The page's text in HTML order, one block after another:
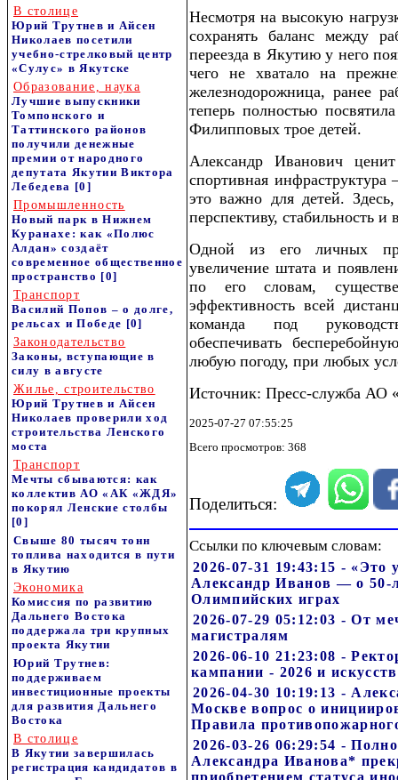
В столице
Юрий Трутнев и Айсен
Николаев посетили
учебно-стрелковый центр
«Сулус» в Якутске
Образование, наука
Лучшие выпускники
Томпонского и
Таттинского районов
получили денежные
премии от народного
депутата Якутии Виктора
Лебедева [0]
Промышленность
Новый парк в Нижнем
Куранахе: как «Полюс
Алдан» создаёт
современное общественное
пространство [0]
Транспорт
Василий Попов – о долге,
рельсах и Победе [0]
Законодательство
Законы, вступающие в
силу в августе
Жилье, строительство
Юрий Трутнев и Айсен
Николаев проверили ход
строительства Ленского
моста
Транспорт
Мечты сбываются: как
коллектив АО «АК «ЖДЯ»
покорял Ленские столбы
[0]
Свыше 80 тысяч тонн
топлива находится в пути
в Якутию
Экономика
Комиссия по развитию
Дальнего Востока
поддержала три крупных
проекта Якутии
Юрий Трутнев:
поддерживаем
инвестиционные проекты
для развития Дальнего
Востока
В столице
В Якутии завершилась
регистрация кандидатов в
Несмотря на высокую
сохранять баланс между
переезда в Якутию у него
чего не хватало на
железнодорожница, ранее
теперь полностью
Филипповых трое детей.
Александр Иванович
спортивная
это важно для детей.
перспективу, стабильность и
Одной из его личных
увеличение штата и
по его словам,
эффективность всей
команда под
обеспечивать
любую погоду, при любых
Источник: Пресс-служба
2025-07-27 07:55:25
Всего просмотров: 368
Поделиться:
Ссылки по ключевым словам:
2026-07-31 19:43:15 - «Это
Александр Иванов — о 50-
Олимпийских играх
2026-07-29 05:12:03 - От
магистралям
2026-06-10 21:23:08 -
кампании - 2026 и
2026-04-30 10:19:13 -
Москве вопрос о
Правила
2026-03-26 06:29:54 -
Александра Иванова*
приобретением статуса